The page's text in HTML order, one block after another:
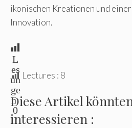
ikonischen Kreationen und
Innovation.
L
es
un
ge
n:
0
Lectures : 8
Diese Artikel
interessieren :